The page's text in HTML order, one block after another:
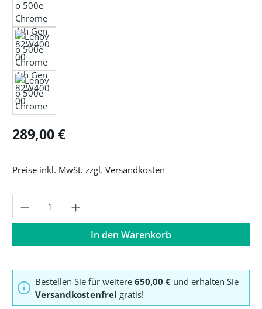
Regulärer Preis:
289,00 €
Preise inkl. MwSt. zzgl. Versandkosten
Produkt Anzahl: Gib den gewünschten
In den Warenkorb
Bestellen Sie für weitere 650,00 € und erhalten Sie
Versandkostenfrei gratis!